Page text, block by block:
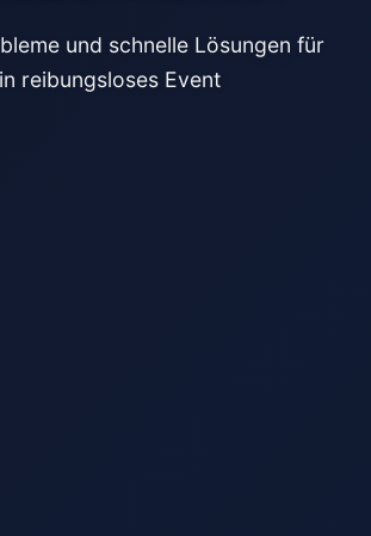
und schnelle Lösungen für
reibungsloses Event